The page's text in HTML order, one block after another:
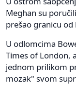
Meghan su
prešao granicu
U odlomcima
Times of London,
jednom prilikom
mozak" svom